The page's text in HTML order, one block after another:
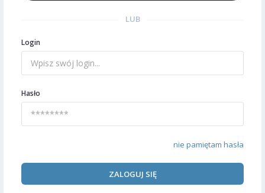
LUB
Login
Hasło
nie pamiętam hasła
ZALOGUJ SIĘ